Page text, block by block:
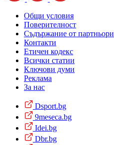
Общи условия
Поверителност
Съдържание от партньори
Контакти
Етичен кодекс
Всички статии
Ключови думи
Реклама
За нас
Dsport.bg
9meseca.bg
Idei.bg
Dbr.bg